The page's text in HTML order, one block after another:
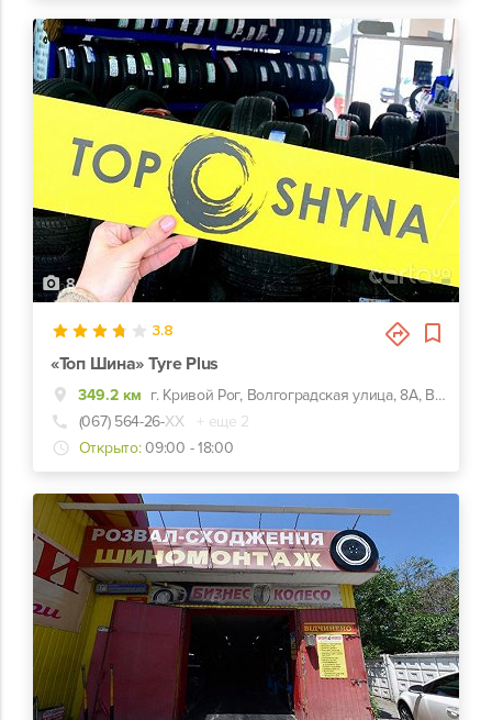
8
3.8
«Топ Шина» Tyre Plus
349.2 км
г. Кривой Рог, Волгоградская улица, 8А, Возле ГАИ, напротив заправки ОККО
(067) 564-26-ХХ
+ еще 2
Открыто: 09:00 - 18:00